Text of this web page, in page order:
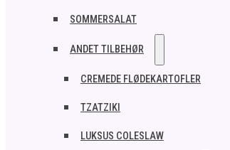
SOMMERSALAT
ANDET TILBEHØR
CREMEDE FLØDEKARTOFLER
TZATZIKI
LUKSUS COLESLAW